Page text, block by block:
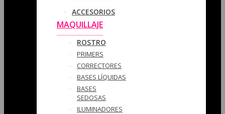
ACCESORIOS
MAQUILLAJE
ROSTRO
PRIMERS
CORRECTORES
BASES LÍQUIDAS
BASES
SEDOSAS
ILUMINADORES